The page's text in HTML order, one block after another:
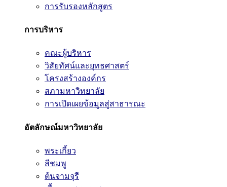
การรับรองหลักสูตร
การบริหาร
คณะผู้บริหาร
วิสัยทัศน์และยุทธศาสตร์
โครงสร้างองค์กร
สภามหาวิทยาลัย
การเปิดเผยข้อมูลสู่สาธารณะ
อัตลักษณ์มหาวิทยาลัย
พระเกี้ยว
สีชมพู
ต้นจามจุรี